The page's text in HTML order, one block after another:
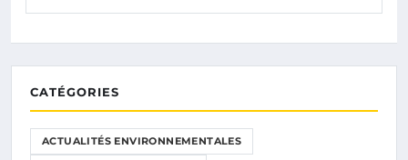
CATÉGORIES
ACTUALITÉS ENVIRONNEMENTALES